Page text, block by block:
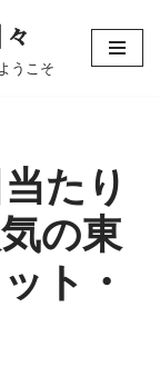
うこそ
たり
の東
ト・